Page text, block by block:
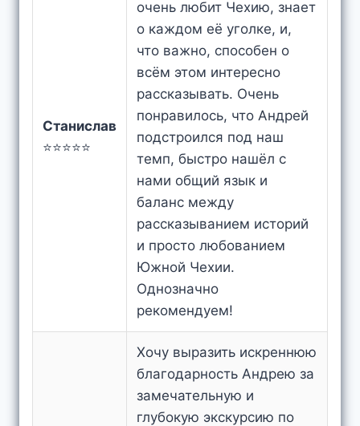
Станислав
⭐⭐⭐⭐⭐
очень любит Чехию, знает
о каждом её уголке, и,
что важно, способен о
всём этом интересно
рассказывать. Очень
понравилось, что Андрей
подстроился под наш
темп, быстро нашёл с
нами общий язык и
баланс между
рассказыванием историй
и просто любованием
Южной Чехии.
Однозначно
рекомендуем!
Хочу выразить искреннюю
благодарность Андрею за
замечательную и
глубокую экскурсию по